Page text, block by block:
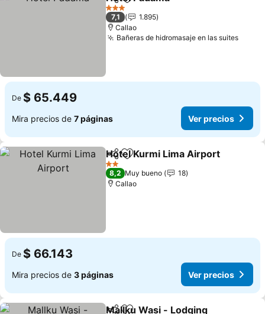
CompartirAgregar a favoritos
3 Estrellas
7,1
1.895
Callao
Bañeras de hidromasaje en las suites
De $ 65.449
Mira precios de 7 páginas Ver precios
CompartirAgregar a favoritos
Hotel Kurmi Lima Airport
2 Estrellas
8,2 Muy bueno
18
Callao
De $ 66.143
Mira precios de 3 páginas Ver precios
Mallku Wasi - Lodging